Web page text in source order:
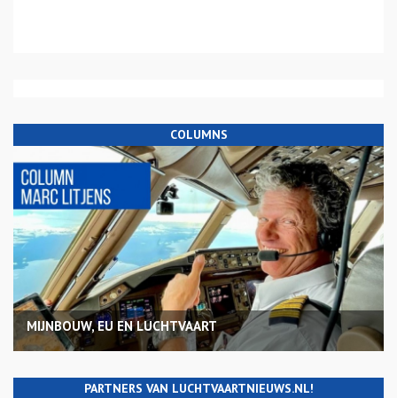
COLUMNS
MIJNBOUW, EU EN LUCHTVAART
PARTNERS VAN LUCHTVAARTNIEUWS.NL!